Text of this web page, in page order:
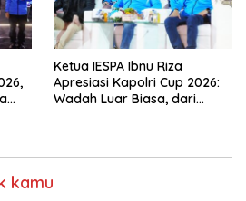
Ketua IESPA Ibnu Riza
Apresiasi Kapolri Cup 2026:
Wadah Luar Biasa, dari
kamu